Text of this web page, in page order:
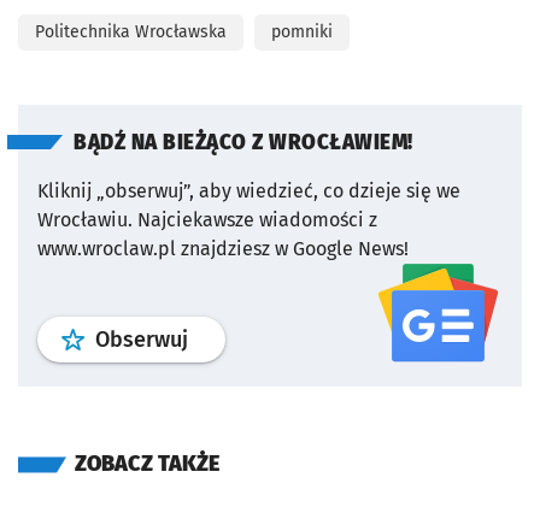
Politechnika Wrocławska pomniki
BĄDŹ NA BIEŻĄCO Z WROCŁAWIEM!
Kliknij „obserwuj”, aby wiedzieć, co dzieje się we
Wrocławiu. Najciekawsze wiadomości z
www.wroclaw.pl znajdziesz w Google News!
Obserwuj profil serwisu
ZOBACZ TAKŻE